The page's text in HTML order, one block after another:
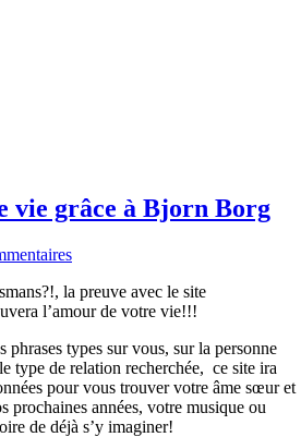
vie grâce à Bjorn Borg
la preuve avec le site
l’amour de votre vie!!!
types sur vous, sur la personne
type de relation recherchée, ce site ira
pour vous trouver votre âme sœur et
prochaines années, votre musique ou
de déjà s’y imaginer!